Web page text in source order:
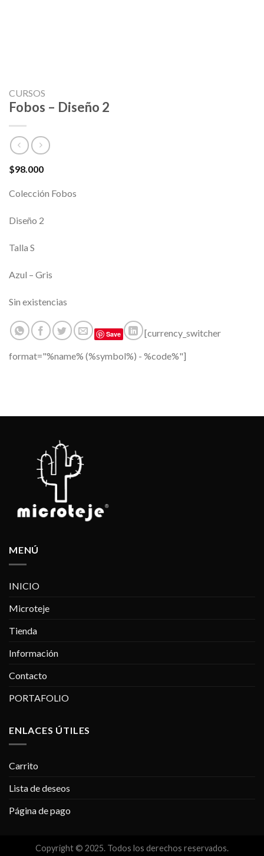
CURSOS
Fobos – Diseño 2
$98.000
Colección Fobos
Diseño 2
Talla S
Azul – Gris
Sin existencias
Save [currency_switcher
format="%name% (%symbol%) - %code%"]
MENÚ
INICIO
Microteje
Tienda
Información
Contacto
PORTAFOLIO
ENLACES ÚTILES
Carrito
Lista de deseos
Página de pago
Copyright © 2025. Todos los derechos reservados.